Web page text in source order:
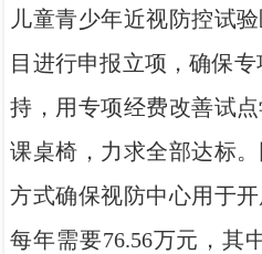
儿童青少年近视防控试
目进行申报立项，确保
持，用专项经费改善试
课桌椅，力求全部达标
方式确保视防中心用于
每年需要76.56万元，其